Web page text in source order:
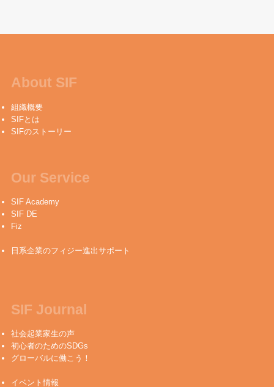
About SIF
組織概要
SIFとは
SIFのストーリー
Our Service
SIF Academy
SIF DE
Fiz
日系企業のフィジー進出サポート
SIF Journal
社会起業家生の声
初心者のためのSDGs
グローバルに働こう！
イベント情報